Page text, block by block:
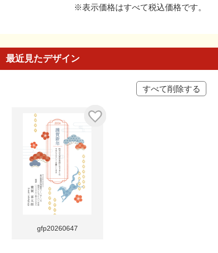
※表示価格はすべて税込価格です。
最近見たデザイン
すべて削除する
gfp20260647